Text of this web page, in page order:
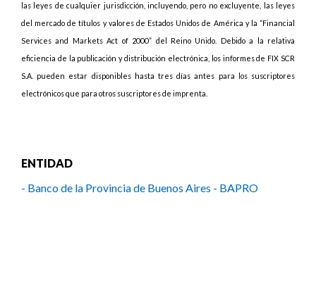
las leyes de cualquier jurisdicción, incluyendo, pero no excluyente, las leyes
del mercado de títulos y valores de Estados Unidos de América y la “Financial
Services and Markets Act of 2000” del Reino Unido. Debido a la relativa
eficiencia de la publicación y distribución electrónica, los informes de FIX SCR
S.A. pueden estar disponibles hasta tres días antes para los suscriptores
electrónicos que para otros suscriptores de imprenta.
ENTIDAD
- Banco de la Provincia de Buenos Aires - BAPRO